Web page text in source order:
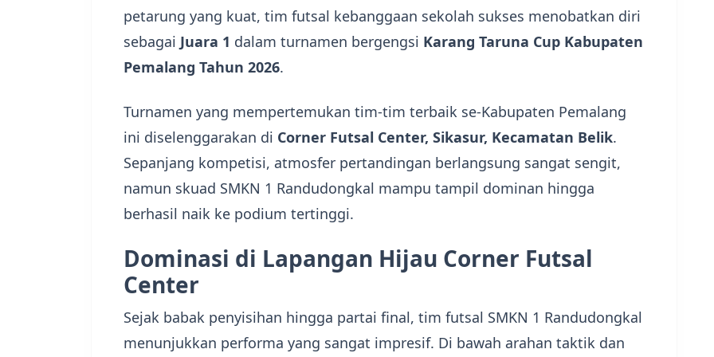
petarung yang kuat, tim futsal kebanggaan sekolah sukses menobatkan diri
sebagai Juara 1 dalam turnamen bergengsi Karang Taruna Cup Kabupaten
Pemalang Tahun 2026.
​Turnamen yang mempertemukan tim-tim terbaik se-Kabupaten Pemalang
ini diselenggarakan di Corner Futsal Center, Sikasur, Kecamatan Belik.
Sepanjang kompetisi, atmosfer pertandingan berlangsung sangat sengit,
namun skuad SMKN 1 Randudongkal mampu tampil dominan hingga
berhasil naik ke podium tertinggi.
Dominasi di Lapangan Hijau Corner Futsal
Center
​Sejak babak penyisihan hingga partai final, tim futsal SMKN 1 Randudongkal
menunjukkan performa yang sangat impresif. Di bawah arahan taktik dan